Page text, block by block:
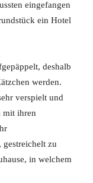
eingefangen
ein Hotel
deshalb
werden.
verspielt und
mit ihren
gestreichelt zu
in welchem